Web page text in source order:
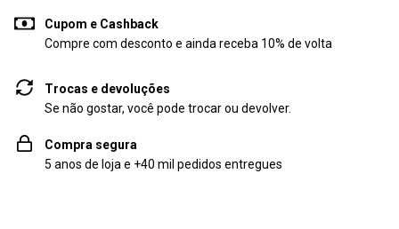
Cupom e Cashback
Compre com desconto e ainda receba 10% de volta
Trocas e devoluções
Se não gostar, você pode trocar ou devolver.
Compra segura
5 anos de loja e +40 mil pedidos entregues